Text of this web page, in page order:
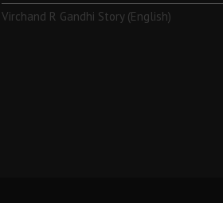
Virchand R Gandhi Story (English)